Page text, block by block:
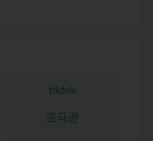
tiktok
亚马逊